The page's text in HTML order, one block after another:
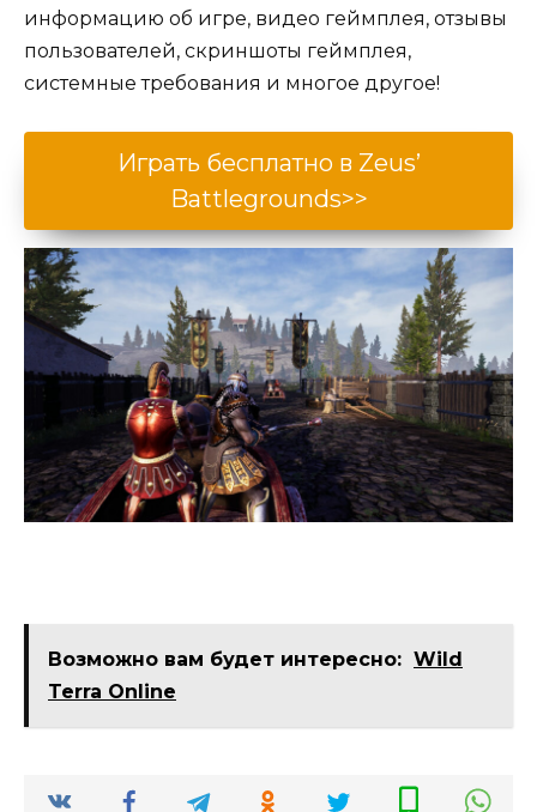
информацию об игре, видео геймплея, отзывы
пользователей, скриншоты геймплея,
системные требования и многое другое!
Играть бесплатно в Zeus’
Battlegrounds>>
Возможно вам будет интересно: Wild
Terra Online